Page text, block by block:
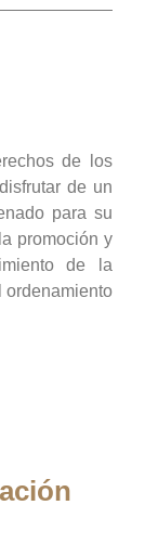
de los
de un
para su
promoción y
de la
ordenamiento